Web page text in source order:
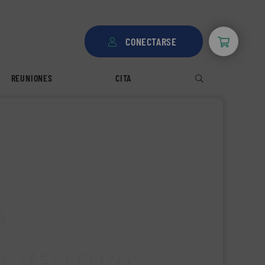
CONECTARSE
REUNIONES CITA